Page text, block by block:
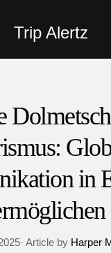
Trip Alertz
in
Article by Harper